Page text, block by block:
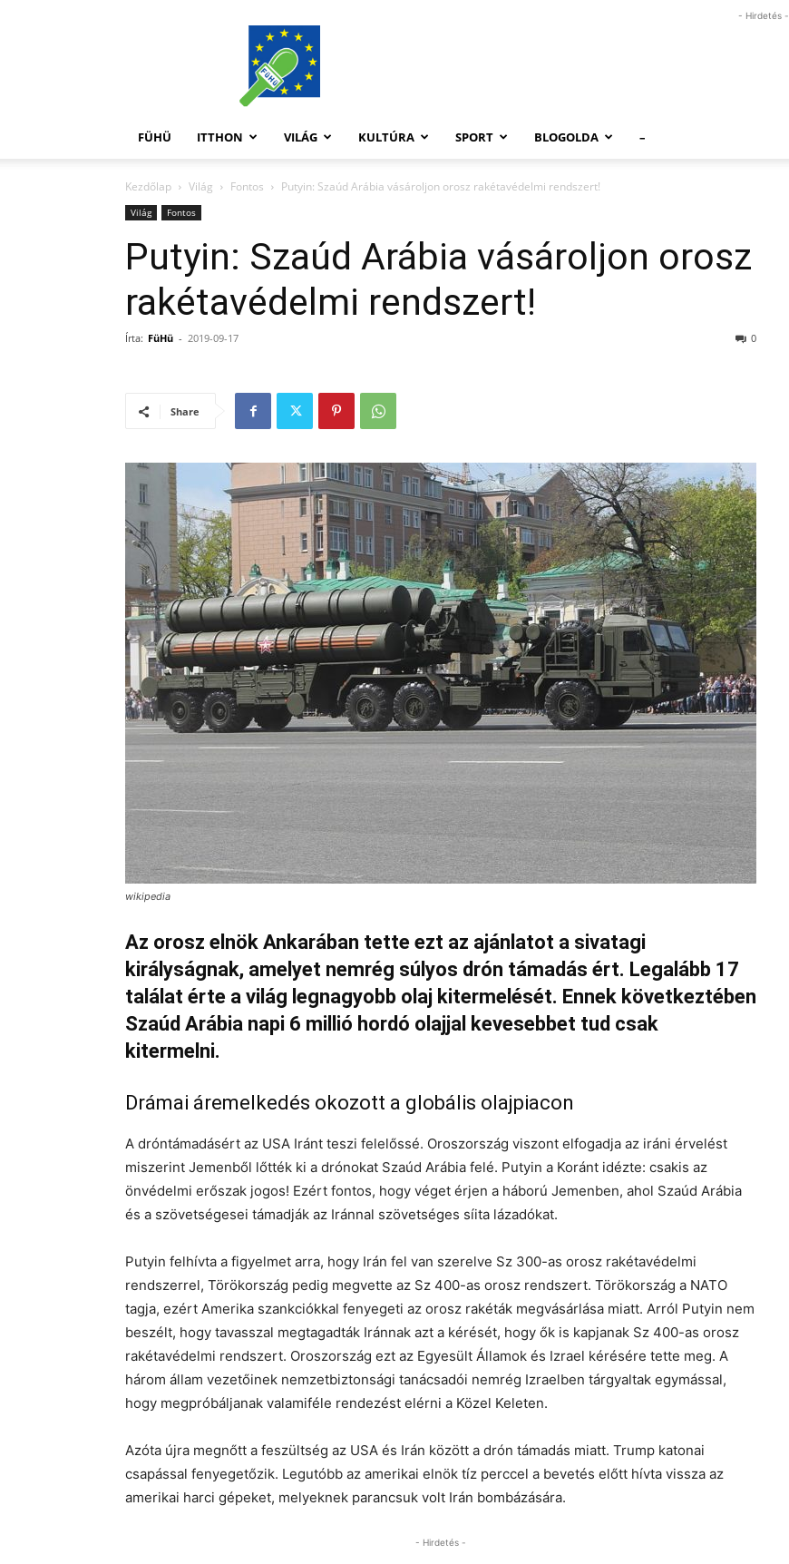
FüHü
- Hirdetés -
FÜHÜ ITTHON VILÁG KULTÚRA SPORT BLOGOLDA –
Kezdőlap Világ Fontos Putyin: Szaúd Arábia vásároljon orosz rakétavédelmi rendszert!
Világ Fontos
Putyin: Szaúd Arábia vásároljon orosz
rakétavédelmi rendszert!
Írta: FüHü - 2019-09-17 0
Share
wikipedia
Az orosz elnök Ankarában tette ezt az ajánlatot a sivatagi
királyságnak, amelyet nemrég súlyos drón támadás ért. Legalább 17
találat érte a világ legnagyobb olaj kitermelését. Ennek következtében
Szaúd Arábia napi 6 millió hordó olajjal kevesebbet tud csak
kitermelni.
Drámai áremelkedés okozott a globális olajpiacon
A dróntámadásért az USA Iránt teszi felelőssé. Oroszország viszont elfogadja az iráni érvelést
miszerint Jemenből lőtték ki a drónokat Szaúd Arábia felé. Putyin a Koránt idézte: csakis az
önvédelmi erőszak jogos! Ezért fontos, hogy véget érjen a háború Jemenben, ahol Szaúd Arábia
és a szövetségesei támadják az Iránnal szövetséges síita lázadókat.
Putyin felhívta a figyelmet arra, hogy Irán fel van szerelve Sz 300-as orosz rakétavédelmi
rendszerrel, Törökország pedig megvette az Sz 400-as orosz rendszert. Törökország a NATO
tagja, ezért Amerika szankciókkal fenyegeti az orosz rakéták megvásárlása miatt. Arról Putyin nem
beszélt, hogy tavasszal megtagadták Iránnak azt a kérését, hogy ők is kapjanak Sz 400-as orosz
rakétavédelmi rendszert. Oroszország ezt az Egyesült Államok és Izrael kérésére tette meg. A
három állam vezetőinek nemzetbiztonsági tanácsadói nemrég Izraelben tárgyaltak egymással,
hogy megpróbáljanak valamiféle rendezést elérni a Közel Keleten.
Azóta újra megnőtt a feszültség az USA és Irán között a drón támadás miatt. Trump katonai
csapással fenyegetőzik. Legutóbb az amerikai elnök tíz perccel a bevetés előtt hívta vissza az
amerikai harci gépeket, melyeknek parancsuk volt Irán bombázására.
- Hirdetés -